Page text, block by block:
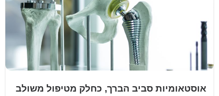
אוסטאומיות סביב הברך, כחלק מטיפול משולב